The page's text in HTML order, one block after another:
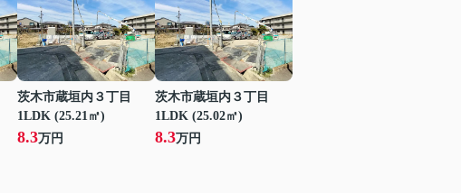
茨木市蔵垣内３丁目
1LDK (25.21㎡)
8.3万円
茨木市蔵垣内３丁目
1LDK (25.02㎡)
8.3万円